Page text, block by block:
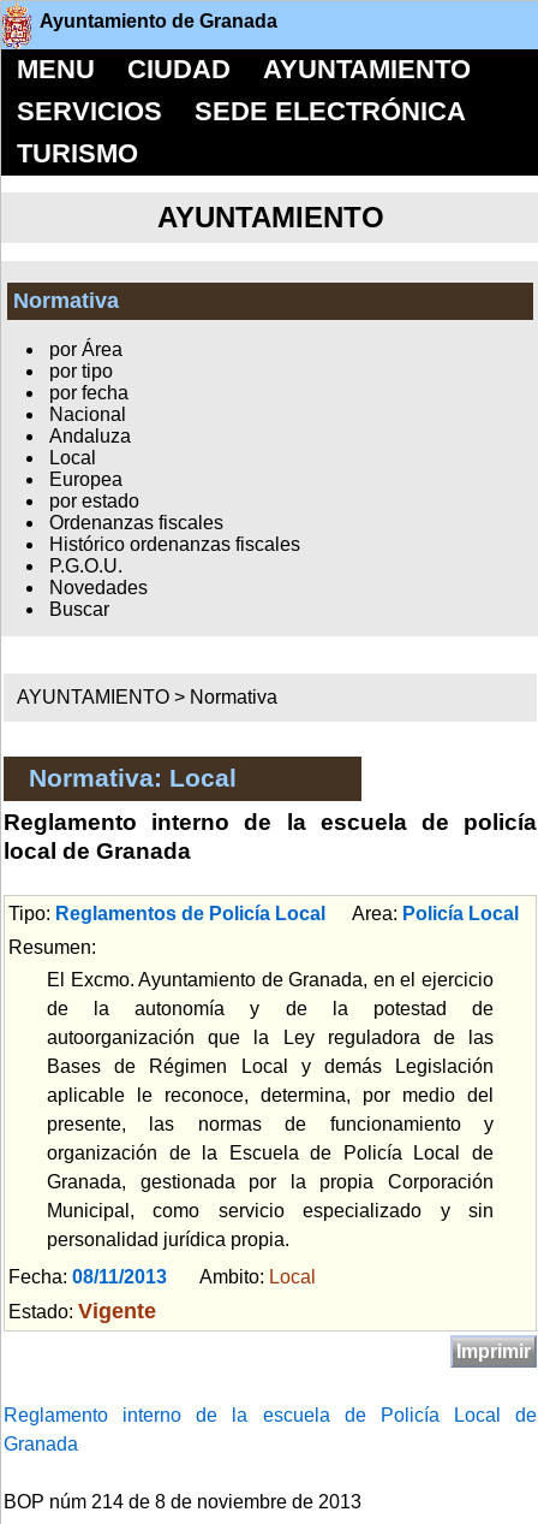
Ayuntamiento de Granada
MENU CIUDAD
AYUNTAMIENTO
SERVICIOS
SEDE ELECTRÓNICA
TURISMO
AYUNTAMIENTO
Normativa
por Área
por tipo
por fecha
Nacional
Andaluza
Local
Europea
por estado
Ordenanzas fiscales
Histórico ordenanzas fiscales
P.G.O.U.
Novedades
Buscar
AYUNTAMIENTO > Normativa
Normativa: Local
Reglamento interno de la escuela de policía
local de Granada
Tipo: Reglamentos de Policía Local Area: Policía Local
Resumen:
El Excmo. Ayuntamiento de Granada, en el ejercicio
de la autonomía y de la potestad de
autoorganización que la Ley reguladora de las
Bases de Régimen Local y demás Legislación
aplicable le reconoce, determina, por medio del
presente, las normas de funcionamiento y
organización de la Escuela de Policía Local de
Granada, gestionada por la propia Corporación
Municipal, como servicio especializado y sin
personalidad jurídica propia.
Fecha: 08/11/2013 Ambito: Local
Estado: Vigente
Imprimir
Reglamento interno de la escuela de Policía Local de
Granada
BOP núm 214 de 8 de noviembre de 2013